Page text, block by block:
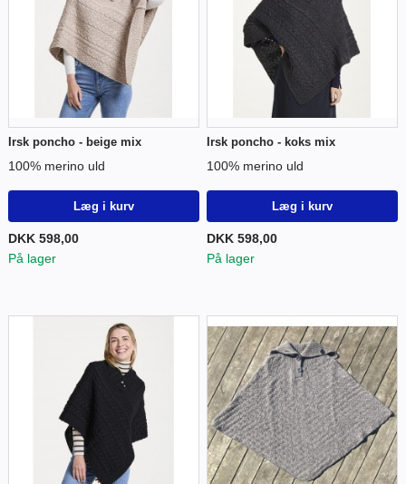
Irsk poncho - beige mix
100% merino uld
Læg i kurv
DKK 598,00
På lager
Irsk poncho - koks mix
100% merino uld
Læg i kurv
DKK 598,00
På lager